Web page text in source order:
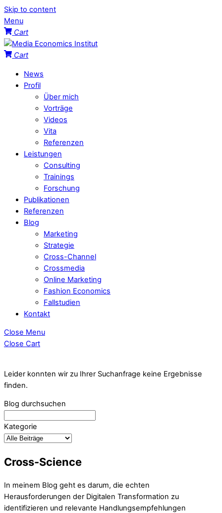
Skip to content
Menu
Cart
Cart
News
Profil
Über mich
Vorträge
Videos
Vita
Referenzen
Leistungen
Consulting
Trainings
Forschung
Publikationen
Referenzen
Blog
Marketing
Strategie
Cross-Channel
Crossmedia
Online Marketing
Fashion Economics
Fallstudien
Kontakt
Close Menu
Close Cart
Leider konnten wir zu Ihrer Suchanfrage keine Ergebnisse
finden.
Blog durchsuchen
Kategorie
Cross-Science
In meinem Blog geht es darum, die echten
Herausforderungen der Digitalen Transformation zu
identifizieren und relevante Handlungsempfehlungen